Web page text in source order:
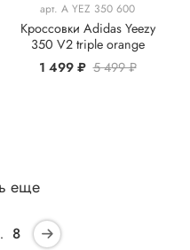
арт. A YEZ 350 600
Кроссовки Adidas Yeezy
350 V2 triple orange
1 499 ₽ 5 499 ₽
еще
8